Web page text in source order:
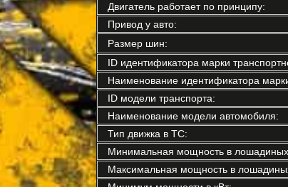
Двигатель работает по принципу:
Привод у авто:
Размер шин:
ID идентификатора марки
Наименование идентификатора
ID модели транспорта:
Наименование модели автомобиля:
Тип движка в ТС:
Минимальная мощность в
Максимальная мощность в